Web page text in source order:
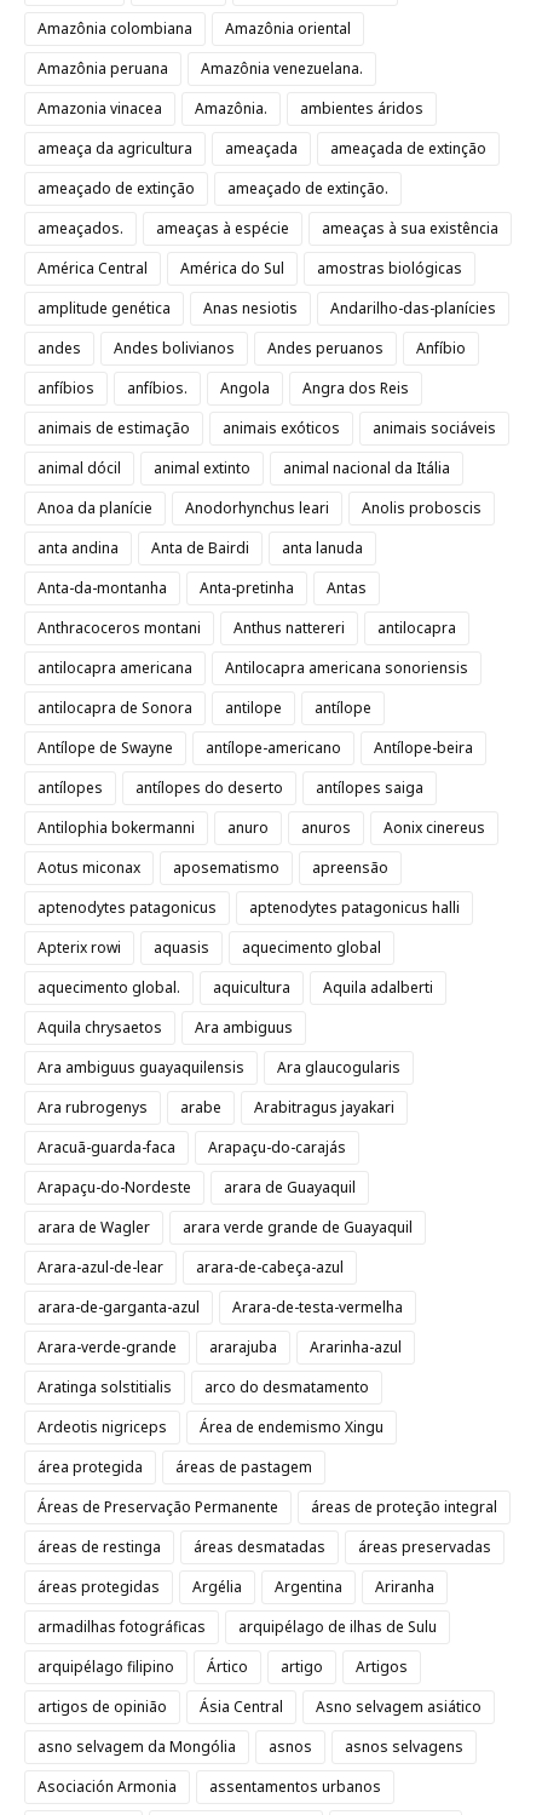
Amazônia colombiana
Amazônia oriental
Amazônia peruana
Amazônia venezuelana.
Amazonia vinacea
Amazônia.
ambientes áridos
ameaça da agricultura
ameaçada
ameaçada de extinção
ameaçado de extinção
ameaçado de extinção.
ameaçados.
ameaças à espécie
ameaças à sua existência
América Central
América do Sul
amostras biológicas
amplitude genética
Anas nesiotis
Andarilho-das-planícies
andes
Andes bolivianos Andes peruanos
Anfíbio
anfíbios
anfíbios. Angola
Angra dos Reis
animais de estimação
animais exóticos
animais sociáveis
animal dócil
animal extinto
animal nacional da Itália
Anoa da planície
Anodorhynchus leari
Anolis proboscis
anta andina
Anta de Bairdi
anta lanuda
Anta-da-montanha
Anta-pretinha
Antas
Anthracoceros montani
Anthus nattereri
antilocapra
antilocapra americana
Antilocapra americana sonoriensis
antilocapra de Sonora
antilope
antílope
Antílope de Swayne
antílope-americano
Antílope-beira
antílopes
antílopes do deserto
antílopes saiga
Antilophia bokermanni
anuro anuros
Aonix cinereus
Aotus miconax
aposematismo
apreensão
aptenodytes patagonicus
aptenodytes patagonicus halli
Apterix rowi
aquasis
aquecimento global
aquecimento global.
aquicultura
Aquila adalberti
Aquila chrysaetos
Ara ambiguus
Ara ambiguus guayaquilensis
Ara glaucogularis
Ara rubrogenys
arabe
Arabitragus jayakari
Aracuã-guarda-faca
Arapaçu-do-carajás
Arapaçu-do-Nordeste
arara de Guayaquil
arara de Wagler
arara verde grande de Guayaquil
Arara-azul-de-lear
arara-de-cabeça-azul
arara-de-garganta-azul
Arara-de-testa-vermelha
Arara-verde-grande
ararajuba
Ararinha-azul
Aratinga solstitialis
arco do desmatamento
Ardeotis nigriceps
Área de endemismo Xingu
área protegida
áreas de pastagem
Áreas de Preservação Permanente
áreas de proteção integral
áreas de restinga
áreas desmatadas
áreas preservadas
áreas protegidas
Argélia Argentina
Ariranha
armadilhas fotográficas
arquipélago de ilhas de Sulu
arquipélago filipino
Ártico artigo
Artigos
artigos de opinião
Ásia Central
Asno selvagem asiático
asno selvagem da Mongólia
asnos
asnos selvagens
Asociación Armonia
assentamentos urbanos